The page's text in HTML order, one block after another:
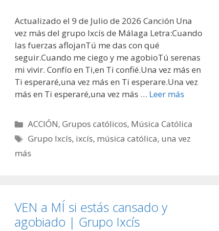
Actualizado el 9 de Julio de 2026 Canción Una
vez más del grupo Ixcís de Málaga Letra:Cuando
las fuerzas aflojanTú me das con qué
seguir.Cuando me ciego y me agobioTú serenas
mi vivir. Confío en Ti,en Ti confié.Una vez más en
Ti esperaré,una vez más en Ti esperare.Una vez
más en Ti esperaré,una vez más … Leer más
Categorías
ACCIÓN,Grupos católicos, Música Católica
Etiquetas
Grupo Ixcís, ixcís, música católica, una vez
más
VEN a MÍ si estás cansado y
agobiado | Grupo Ixcís